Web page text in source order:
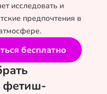
исследовать и
предпочтения в
бесплатно
фетиш-